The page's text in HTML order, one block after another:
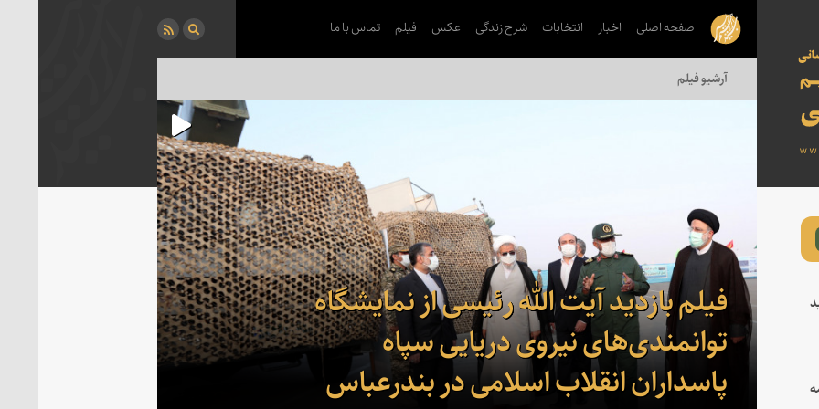
صفحه اصلی اخبار انتخابات شرح زندگی عکس فیلم تماس با ما
آرشیو فیلم
فیلم بازدید آیت الله رئیسی از نمایشگاه
توانمندی‌های نیروی دریایی سپاه
پاسداران انقلاب اسلامی در بندرعباس